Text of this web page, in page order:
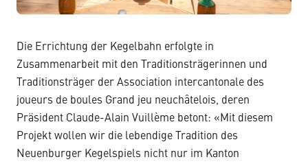
Die Errichtung der Kegelbahn erfolgte in
Zusammenarbeit mit den Traditionsträgerinnen und
Traditionsträger der Association intercantonale des
joueurs de boules Grand jeu neuchâtelois, deren
Präsident Claude-Alain Vuillème betont: «Mit diesem
Projekt wollen wir die lebendige Tradition des
Neuenburger Kegelspiels nicht nur im Kanton